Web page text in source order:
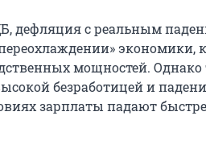
дефляция с реальным
экономики,
мощностей. Однако
безработицей и
зарплаты падают